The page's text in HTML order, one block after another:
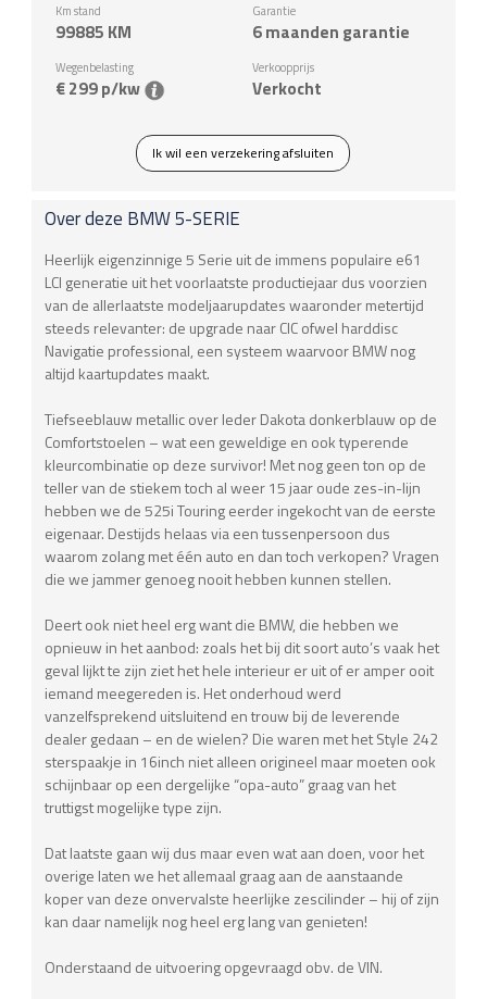
Km stand
99885 KM
Garantie
6 maanden garantie
Wegenbelasting
€ 299 p/kw
Verkoopprijs
Verkocht
Ik wil een verzekering afsluiten
Over deze BMW5-SERIE
Heerlijk eigenzinnige 5 Serie uit de immens populaire e61
LCI generatie uit het voorlaatste productiejaar dus voorzien
van de allerlaatste modeljaarupdates waaronder metertijd
steeds relevanter: de upgrade naar CIC ofwel harddisc
Navigatie professional, een systeem waarvoor BMW nog
altijd kaartupdates maakt.
Tiefseeblauw metallic over leder Dakota donkerblauw op de
Comfortstoelen – wat een geweldige en ook typerende
kleurcombinatie op deze survivor! Met nog geen ton op de
teller van de stiekem toch al weer 15 jaar oude zes-in-lijn
hebben we de 525i Touring eerder ingekocht van de eerste
eigenaar. Destijds helaas via een tussenpersoon dus
waarom zolang met één auto en dan toch verkopen? Vragen
die we jammer genoeg nooit hebben kunnen stellen.
Deert ook niet heel erg want die BMW, die hebben we
opnieuw in het aanbod: zoals het bij dit soort auto’s vaak het
geval lijkt te zijn ziet het hele interieur er uit of er amper ooit
iemand meegereden is. Het onderhoud werd
vanzelfsprekend uitsluitend en trouw bij de leverende
dealer gedaan – en de wielen? Die waren met het Style 242
sterspaakje in 16inch niet alleen origineel maar moeten ook
schijnbaar op een dergelijke “opa-auto” graag van het
truttigst mogelijke type zijn.
Dat laatste gaan wij dus maar even wat aan doen, voor het
overige laten we het allemaal graag aan de aanstaande
koper van deze onvervalste heerlijke zescilinder – hij of zijn
kan daar namelijk nog heel erg lang van genieten!
Onderstaand de uitvoering opgevraagd obv. de VIN.